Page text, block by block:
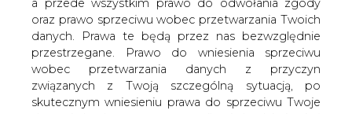
a przede wszystkim prawo do odwołania zgody
oraz prawo sprzeciwu wobec przetwarzania Twoich
danych. Prawa te będą przez nas bezwzględnie
przestrzegane. Prawo do wniesienia sprzeciwu
wobec przetwarzania danych z przyczyn
związanych z Twoją szczególną sytuacją, po
skutecznym wniesieniu prawa do sprzeciwu Twoje
Chmal: protesty ekologów należy
wpisać w ramy prawne